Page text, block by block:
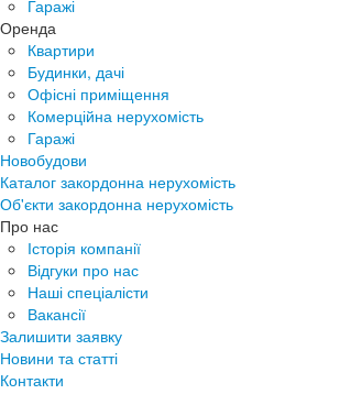
Гаражі
Оренда
Квартири
Будинки, дачі
Офісні приміщення
Комерційна нерухомість
Гаражі
Новобудови
Каталог закордонна нерухомість
Об'єкти закордонна нерухомість
Про нас
Історія компанії
Відгуки про нас
Наші спеціалісти
Вакансії
Залишити заявку
Новини та статті
Контакти